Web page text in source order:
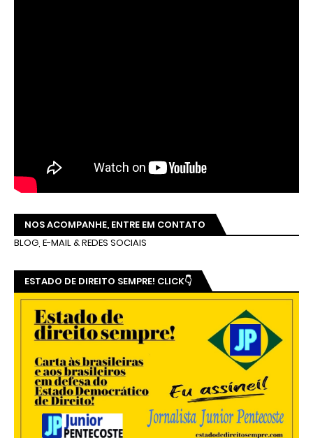
NOS ACOMPANHE, ENTRE EM CONTATO
BLOG, E-MAIL & REDES SOCIAIS
ESTADO DE DIREITO SEMPRE! CLICK👇